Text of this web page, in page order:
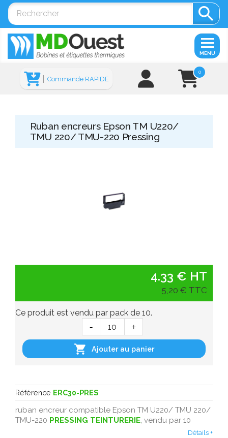

0
Commande RAPIDE
MENU
Ruban encreurs Epson TM U220/
TMU 220/ TMU-220 Pressing
Référence ERC30-PRES
ruban encreur compatible Epson TM U220/ TMU 220/
TMU-220 PRESSING TEINTURERIE, vendu par 10
Détails +
4.33 € HT
5,20 € TTC
Ce produit est vendu par pack de 10.
 Ajouter au panier